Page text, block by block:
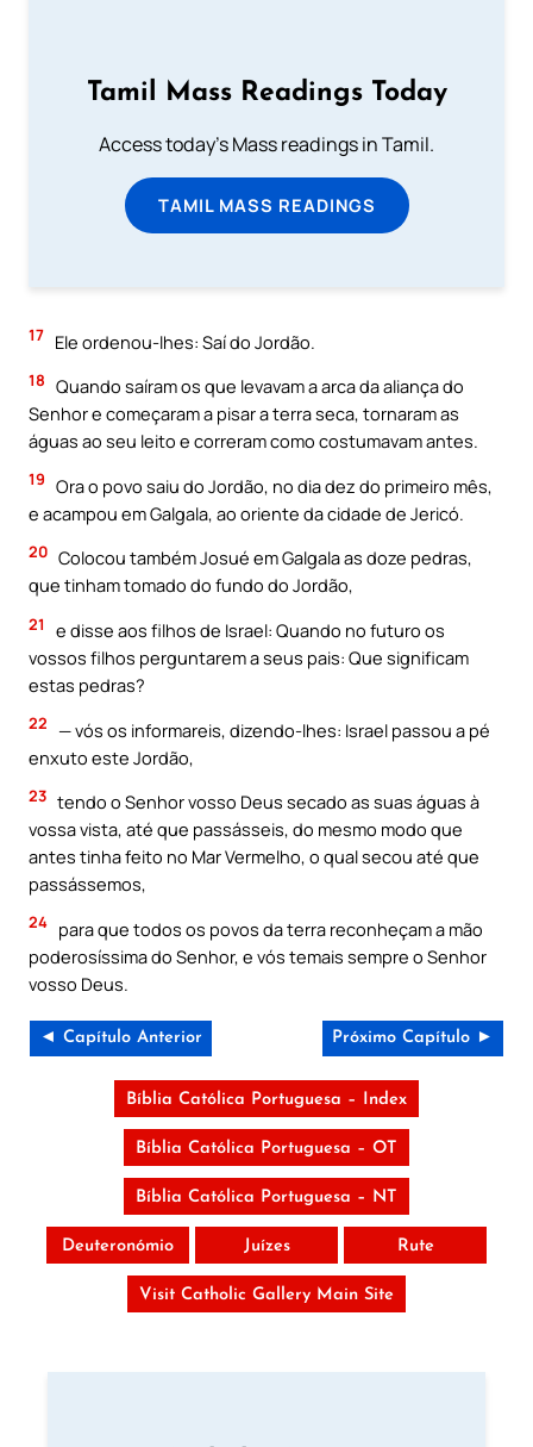
Tamil Mass Readings Today
Access today's Mass readings in Tamil.
TAMIL MASS READINGS
17 Ele ordenou-lhes: Saí do Jordão.
18 Quando saíram os que levavam a arca da aliança do
Senhor e começaram a pisar a terra seca, tornaram as
águas ao seu leito e correram como costumavam antes.
19 Ora o povo saiu do Jordão, no dia dez do primeiro mês,
e acampou em Galgala, ao oriente da cidade de Jericó.
20 Colocou também Josué em Galgala as doze pedras,
que tinham tomado do fundo do Jordão,
21
e disse aos filhos de Israel: Quando no futuro os
vossos filhos perguntarem a seus pais: Que significam
estas pedras?
22 — vós os informareis, dizendo-lhes: Israel passou a pé
enxuto este Jordão,
23 tendo o Senhor vosso Deus secado as suas águas à
vossa vista, até que passásseis, do mesmo modo que
antes tinha feito no Mar Vermelho, o qual secou até que
passássemos,
24 para que todos os povos da terra reconheçam a mão
poderosíssima do Senhor, e vós temais sempre o Senhor
vosso Deus.
◄ Capítulo Anterior Próximo Capítulo ►
Bíblia Católica Portuguesa – Index
Bíblia Católica Portuguesa – OT
Bíblia Católica Portuguesa – NT
Deuteronómio Juízes Rute
Visit Catholic Gallery Main Site